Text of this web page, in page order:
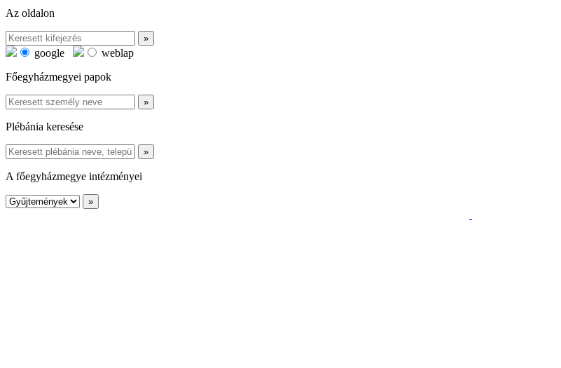
Az oldalon
google
weblap
Főegyházmegyei papok
Plébánia keresése
A főegyházmegye intézményei